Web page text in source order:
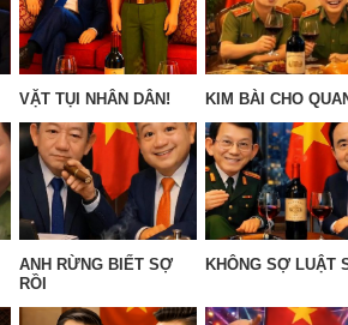
VẶT TỤI NHÂN DÂN! KIM BÀI CHO
ANH RỪNG BIẾT SỢ
RỒI
KHÔNG SỢ LUẬT